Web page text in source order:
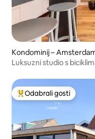
Kondominij –
Luksuzni studio s
Među najviše
Odabrali gosti